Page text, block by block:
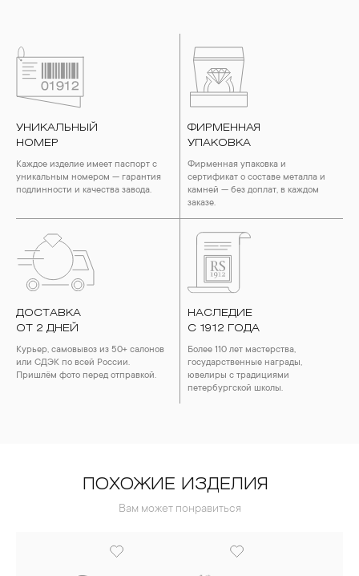
УНИКАЛЬНЫЙ
НОМЕР
Каждое изделие имеет паспорт с
уникальным номером — гарантия
подлинности и качества завода.
ФИРМЕННАЯ
УПАКОВКА
Фирменная упаковка и
сертификат о составе металла и
камней — без доплат, в каждом
заказе.
ДОСТАВКА
ОТ 2 ДНЕЙ
Курьер, самовывоз из 50+ салонов
или СДЭК по всей России.
Пришлём фото перед отправкой.
НАСЛЕДИЕ
С 1912 ГОДА
Более 110 лет мастерства,
государственные награды,
ювелиры с традициями
петербургской школы.
ПОХОЖИЕ ИЗДЕЛИЯ
Вам может понравиться